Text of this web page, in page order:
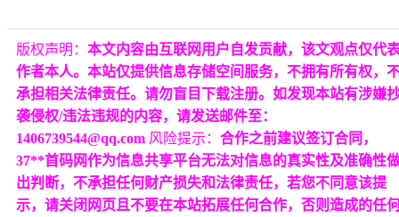
版权声明： 本文内容由互联网用户自发贡献，该文观点仅代
作者本人。本站仅提供信息存储空间服务，不拥有所有权，
承担相关法律责任。请勿盲目下载注册。如发现本站有涉嫌
袭侵权/违法违规的内容，请发送邮件至：
1406739544@qq.com 风险提示： 合作之前建议签订合同，
37**首码网作为信息共享平台无法对信息的真实性及准确性
出判断，不承担任何财产损失和法律责任，若您不同意该提
示，请关闭网页且不要在本站拓展任何合作，否则造成的任